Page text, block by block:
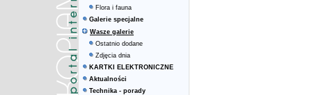
Flora i fauna
Galerie specjalne
Wasze galerie
Ostatnio dodane
Zdjęcia dnia
KARTKI ELEKTRONICZNE
Aktualności
Technika - porady